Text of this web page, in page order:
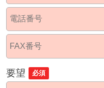
要望 必須